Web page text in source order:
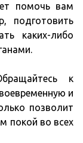
помочь вам
подготовить
каких-либо
к
и
позволит
покой во всех